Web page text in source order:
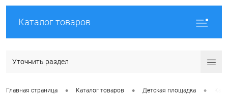
Каталог товаров
Уточнить раздел
Главная страница • Каталог товаров • Детская площадка •